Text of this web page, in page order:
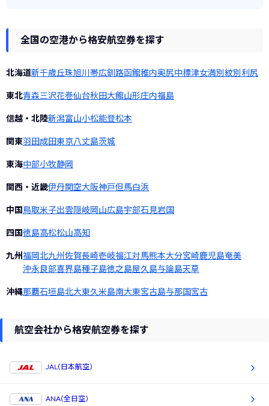
全国の空港から格安航空券を探す
北海道新千歳丘珠旭川 帯広釧路函館稚内奥尻中標津女満別 紋別 利尻
東北青森三沢花巻仙台秋田大館山形庄内福島
信越・北陸新潟富山小松能登松本
関東羽田成田東京八丈島茨城
東海中部小牧静岡
関西・近畿伊丹関空大阪神戸但馬白浜
中国鳥取米子出雲隠岐岡山広島宇部石見岩国
四国徳島高松松山高知
九州福岡北九州佐賀長崎壱岐福江対馬熊本大分宮崎鹿児島奄美
沖永良部喜界島種子島徳之島屋久島与論島天草
沖縄那覇石垣島北大東久米島南大東宮古島与那国宮古
航空会社から格安航空券を探す
JAL(日本航空)
ANA(全日空)